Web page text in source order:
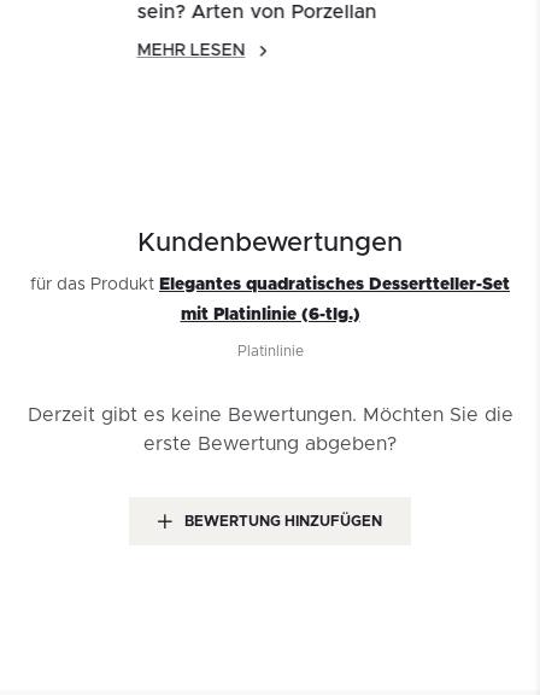
sein? Arten von Porzellan
MEHR LESEN
Kundenbewertungen
für das Produkt Elegantes quadratisches Dessertteller-Set
mit Platinlinie (6-tlg.)
Platinlinie
Derzeit gibt es keine Bewertungen. Möchten Sie die
erste Bewertung abgeben?
BEWERTUNG HINZUFÜGEN